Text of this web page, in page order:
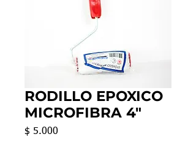
RODILLO EPOXICO
MICROFIBRA 4"
$ 5.000